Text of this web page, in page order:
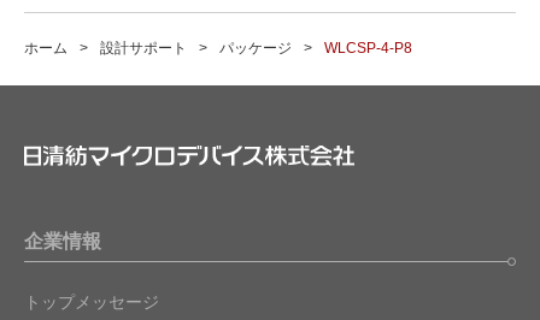
ホーム 設計サポート パッケージ WLCSP-4-P8
企業情報
トップメッセージ